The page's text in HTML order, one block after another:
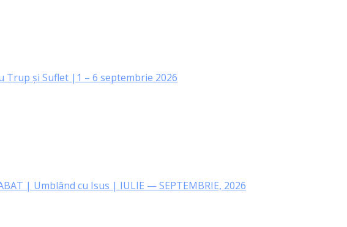
Trup și Suflet |1 – 6 septembrie 2026
| Umblând cu Isus | IULIE — SEPTEMBRIE, 2026